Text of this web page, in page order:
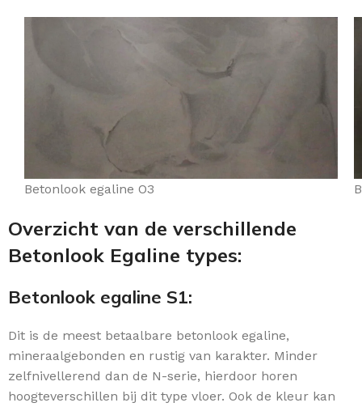
Betonlook egaline O3
Overzicht van de verschillende
Betonlook Egaline types:
Betonlook egaline S1:
Dit is de meest betaalbare betonlook egaline,
mineraalgebonden en rustig van karakter. Minder
zelfnivellerend dan de N-serie, hierdoor horen
hoogteverschillen bij dit type vloer. Ook de kleur kan